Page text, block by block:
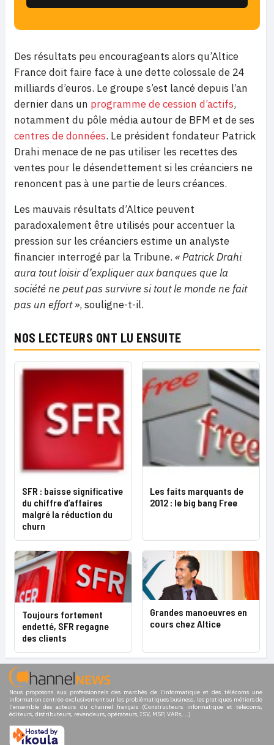
Des résultats peu encourageants alors qu’Altice
France doit faire face à une dette colossale de 24
milliards d’euros. Le groupe s’est lancé depuis l’an
dernier dans un programme de cession d’actifs,
notamment du pôle média autour de BFM et de ses
centres de données. Le président fondateur Patrick
Drahi menace de ne pas utiliser les recettes des
ventes pour le désendettement si les créanciers ne
renoncent pas à une partie de leurs créances.
Les mauvais résultats d’Altice peuvent
paradoxalement être utilisés pour accentuer la
pression sur les créanciers estime un analyste
financier interrogé par la Tribune. « Patrick Drahi
aura tout loisir d’expliquer aux banques que la
société ne peut pas survivre si tout le monde ne fait
pas un effort », souligne-t-il.
NOS LECTEURS ONT LU ENSUITE
SFR : baisse significative
du chiffre d’affaires
malgré la réduction du
churn
Les faits marquants de
2012 : le big bang Free
Toujours fortement
endetté, SFR regagne
des clients
Grandes manoeuvres en
cours chez Altice
Nous proposons aux professionnels des marchés de l'informatique et des télécoms une
information centrée exclusivement sur les problématiques business, les pratiques métiers de
l'ensemble des acteurs du channel français (Constructeurs informatique et télécoms,
éditeurs, distributeurs, revendeurs, opérateurs, ISV, MSP, VARs,...)